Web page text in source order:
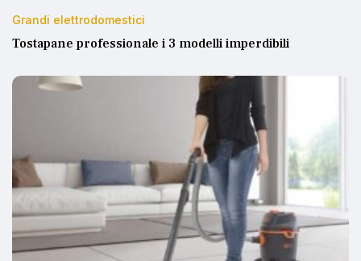
Grandi elettrodomestici
Tostapane professionale i 3 modelli imperdibili